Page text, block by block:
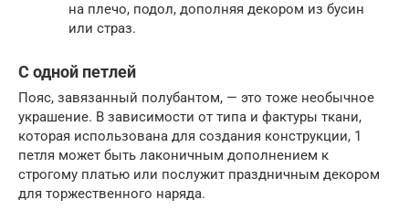
на плечо, подол, дополняя декором из бусин
или страз.
С одной петлей
Пояс, завязанный полубантом, — это тоже необычное
украшение. В зависимости от типа и фактуры ткани,
которая использована для создания конструкции, 1
петля может быть лаконичным дополнением к
строгому платью или послужит праздничным декором
для торжественного наряда.